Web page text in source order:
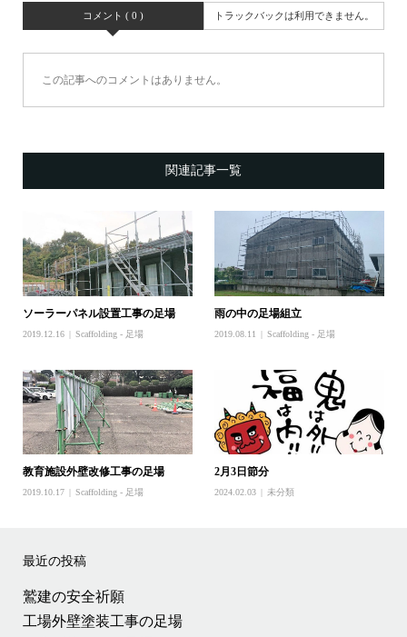
コメント ( 0 ) トラックバックは利用できません。
この記事へのコメントはありません。
関連記事一覧
ソーラーパネル設置工事の足場
2019.12.16 Scaffolding - 足場
雨の中の足場組立
2019.08.11 Scaffolding - 足場
教育施設外壁改修工事の足場
2019.10.17 Scaffolding - 足場
2月3日節分
2024.02.03 未分類
最近の投稿
鷲建の安全祈願
工場外壁塗装工事の足場